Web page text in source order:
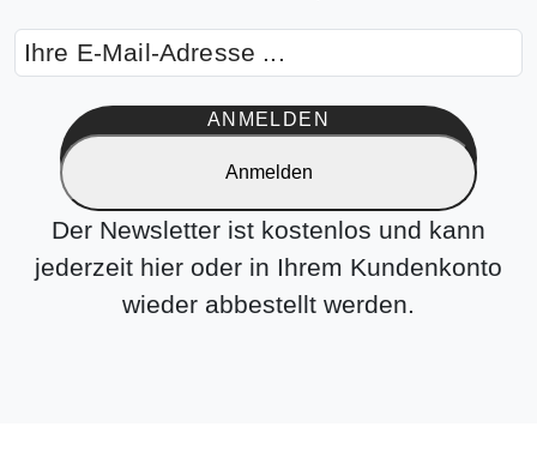
ANMELDEN
Anmelden
Der Newsletter ist kostenlos und kann
jederzeit hier oder in Ihrem Kundenkonto
wieder abbestellt werden.